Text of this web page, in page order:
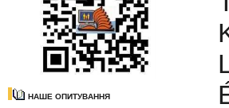
НАШЕ ОПИТУВАННЯ